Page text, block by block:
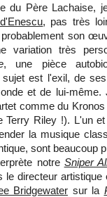
du Père Lachaise,
, pas très
son
variation très
, une pièce
sujet est l'exil, de
et de lui-même.
comme du
Terry Riley !). L'un
la musique
sont beaucoup
notre Sniper
le directeur artistique
Bridgewater sur la